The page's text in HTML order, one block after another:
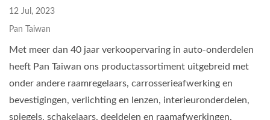
12 Jul, 2023
Pan Taiwan
Met meer dan 40 jaar verkoopervaring in auto-onderdelen
heeft Pan Taiwan ons productassortiment uitgebreid met
onder andere raamregelaars, carrosserieafwerking en
bevestigingen, verlichting en lenzen, interieuronderdelen,
spiegels, schakelaars, deeldelen en raamafwerkingen,